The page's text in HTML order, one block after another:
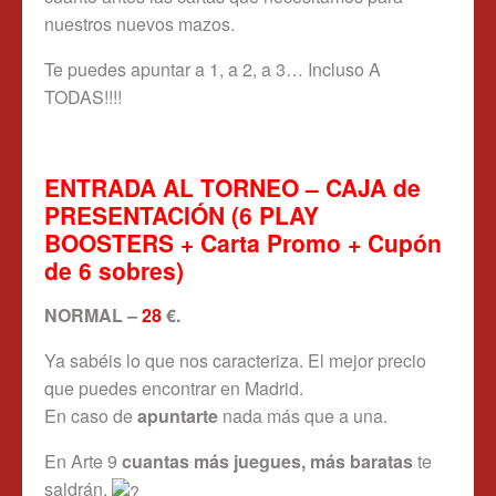
nuestros nuevos mazos.
Te puedes apuntar a 1, a 2, a 3… Incluso A
TODAS!!!!
ENTRADA AL TORNEO – CAJA de
PRESENTACIÓN (6 PLAY
BOOSTERS + Carta Promo + Cupón
de 6 sobres)
NORMAL –28€.
Ya sabéis lo que nos caracteriza. El mejor precio
que puedes encontrar en Madrid.
En caso deapuntarte nada más que a una.
En Arte 9cuantas más juegues, más barataste
saldrán.